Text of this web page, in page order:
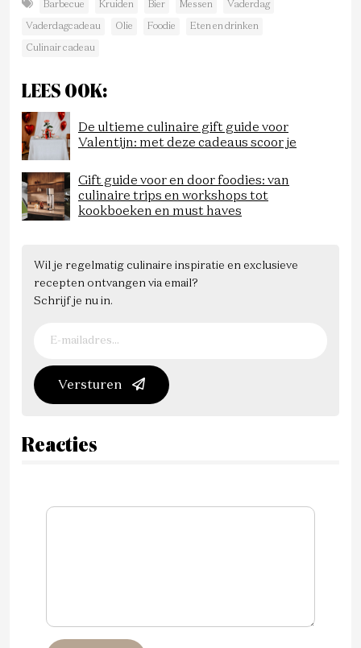
Barbecue Kruiden Bier Messen Vaderdag
Vaderdagcadeau Olie Foodie Eten en drinken
Culinair cadeau
LEES OOK:
De ultieme culinaire gift guide voor
Valentijn: met deze cadeaus scoor je
Gift guide voor en door foodies: van
culinaire trips en workshops tot
kookboeken en must haves
Wil je regelmatig culinaire inspiratie en exclusieve
recepten ontvangen via email?
Schrijf je nu in.
Versturen
Reacties